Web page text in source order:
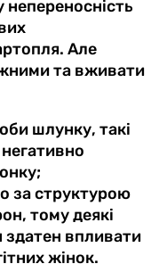
Але
та вживати
шлунку, такі
за структурою
тому деякі
здатен впливати
жінок.